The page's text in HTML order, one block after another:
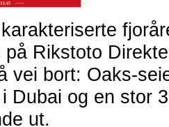
Rikstoto
vei bort: Oaks-
Dubai og en stor
ut.